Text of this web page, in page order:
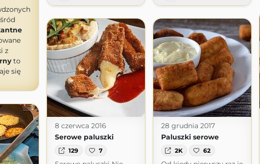
z
to
się
8 czerwca 2016
Serowe paluszki
129 7
28 grudnia 2017
Paluszki serowe
2K 62